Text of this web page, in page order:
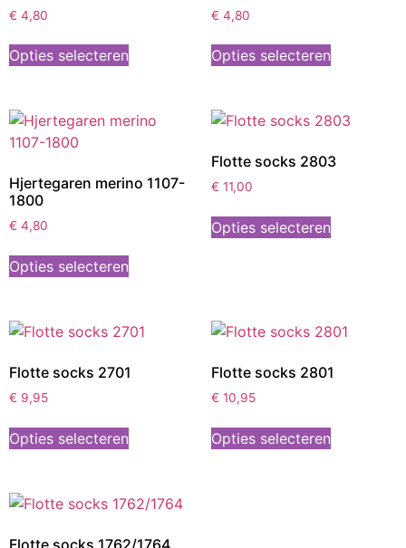
€ 4,80
Opties selecteren
€ 4,80
Opties selecteren
Hjertegaren merino 1107-
1800
€ 4,80
Opties selecteren
Flotte socks 2803
€ 11,00
Opties selecteren
Flotte socks 2701
€ 9,95
Opties selecteren
Flotte socks 2801
€ 10,95
Opties selecteren
Flotte socks 1762/1764